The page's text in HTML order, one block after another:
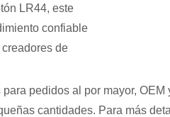
LR44, este
confiable
de
pedidos al por mayor,
cantidades. Para más